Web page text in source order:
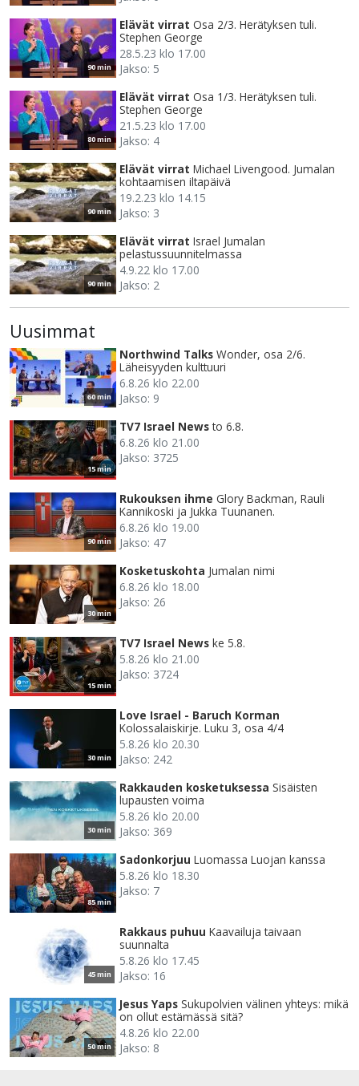
90 min
Elävät virrat Osa 2/3. Herätyksen tuli.
Stephen George
28.5.23 klo 17.00
Jakso: 5
80 min
Elävät virrat Osa 1/3. Herätyksen tuli.
Stephen George
21.5.23 klo 17.00
Jakso: 4
90 min
Elävät virrat Michael Livengood. Jumalan
kohtaamisen iltapäivä
19.2.23 klo 14.15
Jakso: 3
90 min
Elävät virrat Israel Jumalan
pelastussuunnitelmassa
4.9.22 klo 17.00
Jakso: 2
Uusimmat
60 min
Northwind Talks Wonder, osa 2/6.
Läheisyyden kulttuuri
6.8.26 klo 22.00
Jakso: 9
15 min
TV7 Israel News to 6.8.
6.8.26 klo 21.00
Jakso: 3725
90 min
Rukouksen ihme Glory Backman, Rauli
Kannikoski ja Jukka Tuunanen.
6.8.26 klo 19.00
Jakso: 47
30 min
Kosketuskohta Jumalan nimi
6.8.26 klo 18.00
Jakso: 26
15 min
TV7 Israel News ke 5.8.
5.8.26 klo 21.00
Jakso: 3724
30 min
Love Israel - Baruch Korman
Kolossalaiskirje. Luku 3, osa 4/4
5.8.26 klo 20.30
Jakso: 242
30 min
Rakkauden kosketuksessa Sisäisten
lupausten voima
5.8.26 klo 20.00
Jakso: 369
85 min
Sadonkorjuu Luomassa Luojan kanssa
5.8.26 klo 18.30
Jakso: 7
45 min
Rakkaus puhuu Kaavailuja taivaan
suunnalta
5.8.26 klo 17.45
Jakso: 16
50 min
Jesus Yaps Sukupolvien välinen yhteys: mikä
on ollut estämässä sitä?
4.8.26 klo 22.00
Jakso: 8